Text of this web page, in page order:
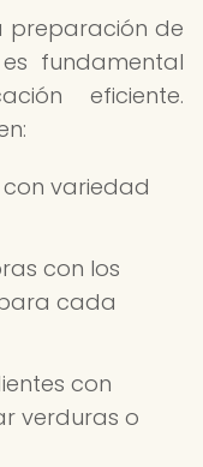
preparación de
fundamental
eficiente.
variedad
con los
cada
con
verduras o